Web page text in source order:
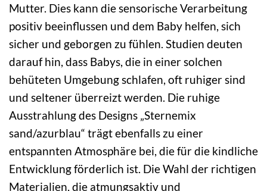
Mutter. Dies kann die sensorische Verarbeitung
positiv beeinflussen und dem Baby helfen, sich
sicher und geborgen zu fühlen. Studien deuten
darauf hin, dass Babys, die in einer solchen
behüteten Umgebung schlafen, oft ruhiger sind
und seltener überreizt werden. Die ruhige
Ausstrahlung des Designs „Sternemix
sand/azurblau“ trägt ebenfalls zu einer
entspannten Atmosphäre bei, die für die kindliche
Entwicklung förderlich ist. Die Wahl der richtigen
Materialien, die atmungsaktiv und